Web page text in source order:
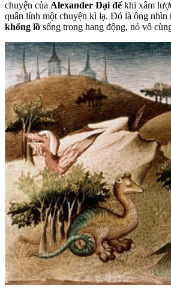
chuyện của Alexander Đại đếkhi xâm
quân lính một chuyện kì lạ. Đó là ông nhìn
khổng lồ sống trong hang động, nó vô